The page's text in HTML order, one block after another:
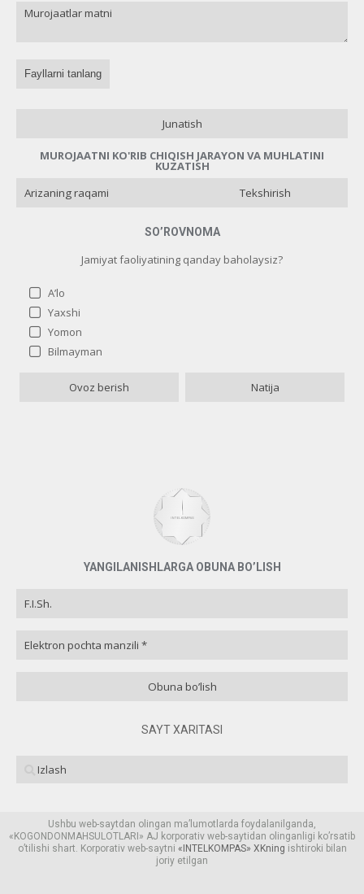
Fayllarni tanlang
Junatish
MUROJAATNI KO'RIB CHIQISH JARAYON VA MUHLATINI
KUZATISH
Tekshirish
SO’ROVNOMA
Jamiyat faoliyatining qanday baholaysiz?
A’lo
Yaxshi
Yomon
Bilmayman
Natija
Ovoz berish
YANGILANISHLARGA OBUNA BO’LISH
SAYT XARITASI
Ushbu web-saytdan olingan ma’lumotlardа foydalanilganda,
«KOGONDONMAHSULOTLARI» AJ korporativ web-saytidan olinganligi ko’rsatib
o’tilishi shart. Korporativ web-saytni « INTELKOMPAS» XKning ishtiroki bilan
joriy etilgan